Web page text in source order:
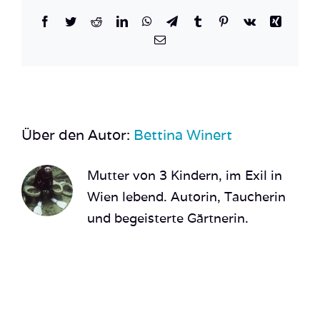
Facebook
TwitterRedditLinkedInWhatsApp
TelegramTumblrPinterest
Vk
Xing
E-
Über den Autor: Bettina Winert
Mutter von 3 Kindern, im Exil in
Wien lebend. Autorin, Taucherin
und begeisterte Gärtnerin.